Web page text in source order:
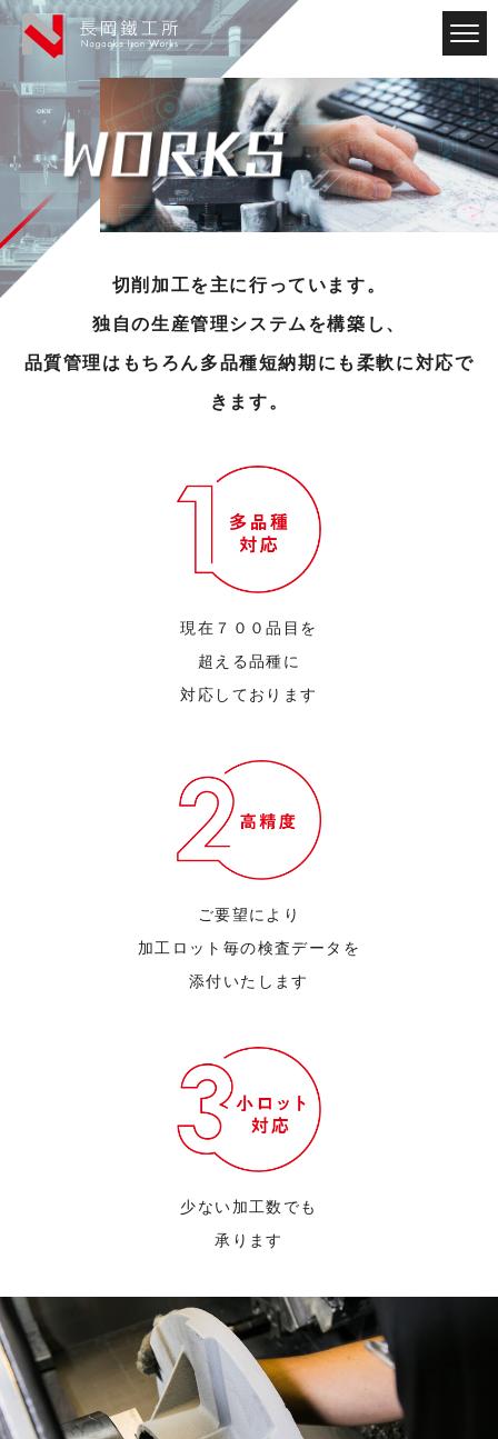
切削加工を主に行っています。
独自の生産管理システムを構築し、
品質管理はもちろん多品種短納期にも柔軟に対応で
きます。
現在７００品目を
超える品種に
対応しております
ご要望により
加工ロット毎の検査データを
添付いたします
少ない加工数でも
承ります